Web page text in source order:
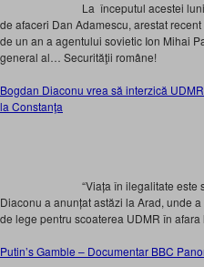
La începutul acestei
de afaceri Dan Adamescu, arestat
de un an a agentului sovietic Ion Mihai
general al… Securităţii române!
Bogdan Diaconu vrea să interzică
la Constanţa
“Viața în ilegalitate
Diaconu a anunțat astăzi la Arad, unde
de lege pentru scoaterea UDMR în
Putin’s Gamble – Documentar BBC